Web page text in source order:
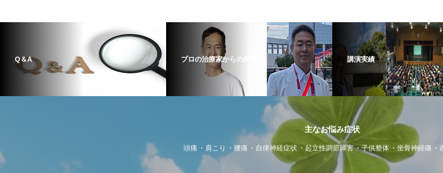
Q＆A プロの治療家からの推薦文 講演実績
主なお悩み症状
頭痛 肩こり 腰痛 自律神経症状 起立性調節障害 子供整体 坐骨神経痛